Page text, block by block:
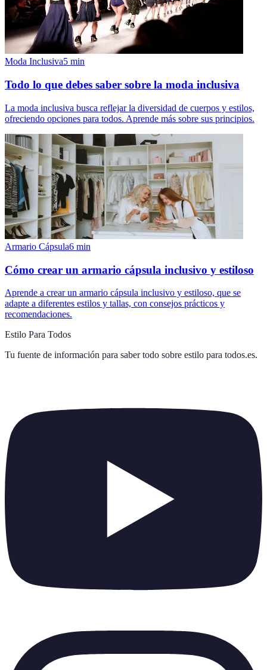
Moda Inclusiva5 min
Todo lo que debes saber sobre la moda inclusiva
La moda inclusiva busca reflejar la diversidad de cuerpos y estilos,
ofreciendo opciones para todos. Aprende más sobre sus principios.
Armario Cápsula6 min
Cómo crear un armario cápsula inclusivo y estiloso
Aprende a crear un armario cápsula inclusivo y estiloso, que se
adapte a diferentes estilos y tallas, con consejos prácticos y
recomendaciones.
Estilo Para Todos
Tu fuente de información para saber todo sobre estilo para todos.es.